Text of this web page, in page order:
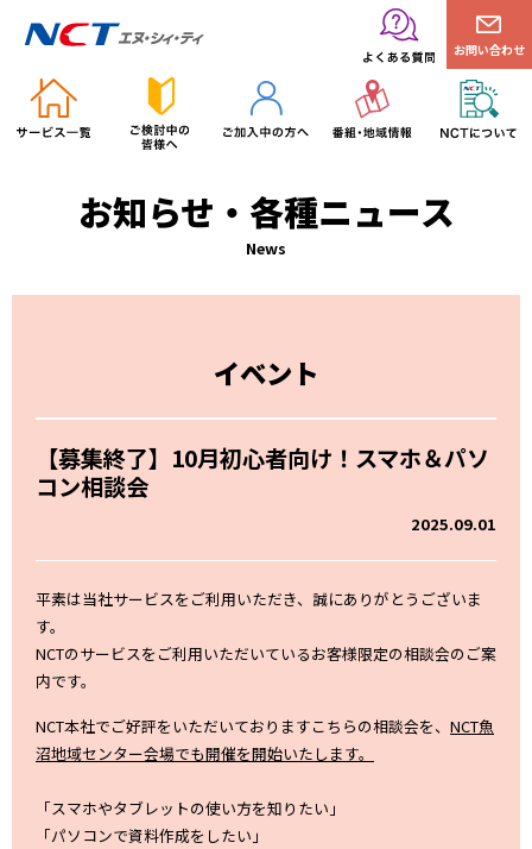
お問い合わせ
お知らせ・各種ニュース
News
イベント
【募集終了】10月初心者向け！スマホ＆パソ
コン相談会
2025.09.01
平素は当社サービスをご利用いただき、誠にありがとうございま
す。
NCTのサービスをご利用いただいているお客様限定の相談会のご案
内です。
NCT本社でご好評をいただいておりますこちらの相談会を、 NCT魚
沼地域センター会場でも開催を開始いたします。
「スマホやタブレットの使い方を知りたい」
「パソコンで資料作成をしたい」